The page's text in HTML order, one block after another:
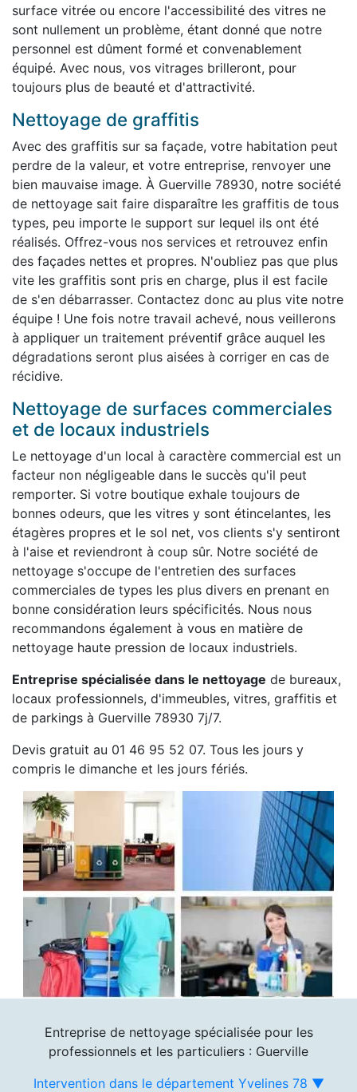
surface vitrée ou encore l'accessibilité des vitres ne
sont nullement un problème, étant donné que notre
personnel est dûment formé et convenablement
équipé. Avec nous, vos vitrages brilleront, pour
toujours plus de beauté et d'attractivité.
Nettoyage de graffitis
Avec des graffitis sur sa façade, votre habitation peut
perdre de la valeur, et votre entreprise, renvoyer une
bien mauvaise image. À Guerville 78930, notre société
de nettoyage sait faire disparaître les graffitis de tous
types, peu importe le support sur lequel ils ont été
réalisés. Offrez-vous nos services et retrouvez enfin
des façades nettes et propres. N'oubliez pas que plus
vite les graffitis sont pris en charge, plus il est facile
de s'en débarrasser. Contactez donc au plus vite notre
équipe ! Une fois notre travail achevé, nous veillerons
à appliquer un traitement préventif grâce auquel les
dégradations seront plus aisées à corriger en cas de
récidive.
Nettoyage de surfaces commerciales
et de locaux industriels
Le nettoyage d'un local à caractère commercial est un
facteur non négligeable dans le succès qu'il peut
remporter. Si votre boutique exhale toujours de
bonnes odeurs, que les vitres y sont étincelantes, les
étagères propres et le sol net, vos clients s'y sentiront
à l'aise et reviendront à coup sûr. Notre société de
nettoyage s'occupe de l'entretien des surfaces
commerciales de types les plus divers en prenant en
bonne considération leurs spécificités. Nous nous
recommandons également à vous en matière de
nettoyage haute pression de locaux industriels.
Entreprise spécialisée dans le nettoyage de bureaux,
locaux professionnels, d'immeubles, vitres, graffitis et
de parkings à Guerville 78930 7j/7.
Devis gratuit au 01 46 95 52 07. Tous les jours y
compris le dimanche et les jours fériés.
Entreprise de nettoyage spécialisée pour les
professionnels et les particuliers : Guerville
Intervention dans le département Yvelines 78 ▼